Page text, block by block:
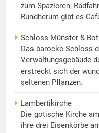
zum Spazieren,
Rundherum gibt es
Schloss Münster &
Das barocke Schloss
Verwaltungsgebäude
erstreckt sich der
seltenen Pflanzen.
Lambertikirche
Die gotische Kirche
ihre drei Eisenkörbe